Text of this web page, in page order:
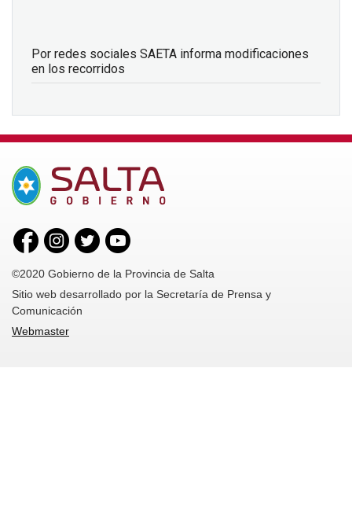
Por redes sociales SAETA informa modificaciones
en los recorridos
©2020 Gobierno de la Provincia de Salta
Sitio web desarrollado por la Secretaría de Prensa y
Comunicación
Webmaster